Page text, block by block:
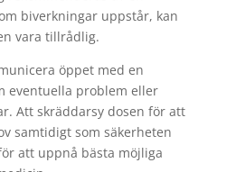
biverkningar uppstår, kan
vara tillrådlig.
öppet med en
eventuella problem eller
Att skräddarsy dosen för att
samtidigt som säkerheten
att uppnå bästa möjliga